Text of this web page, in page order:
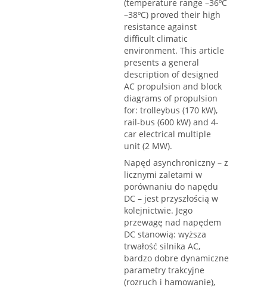
(temperature range –36ºC
–38ºC) proved their high
resistance against
difficult climatic
environment. This article
presents a general
description of designed
AC propulsion and block
diagrams of propulsion
for: trolleybus (170 kW),
rail-bus (600 kW) and 4-
car electrical multiple
unit (2 MW).
Napęd asynchroniczny – z
licznymi zaletami w
porównaniu do napędu
DC – jest przyszłością w
kolejnictwie. Jego
przewagę nad napędem
DC stanowią: wyższa
trwałość silnika AC,
bardzo dobre dynamiczne
parametry trakcyjne
(rozruch i hamowanie),